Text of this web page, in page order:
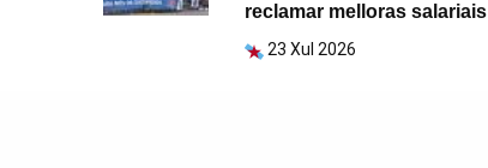
reclamar melloras salariais
23 Xul 2026